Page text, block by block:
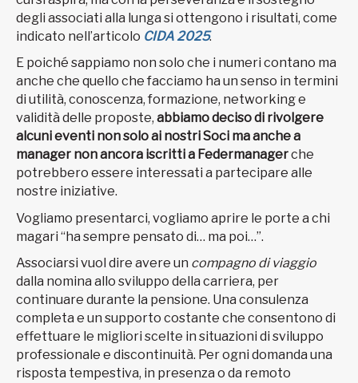
degli associati alla lunga si ottengono i risultati, come
indicato nell’articolo CIDA 2025.
E poiché sappiamo non solo che i numeri contano ma
anche che quello che facciamo ha un senso in termini
di utilità, conoscenza, formazione, networking e
validità delle proposte, abbiamo deciso di rivolgere
alcuni eventi non solo ai nostri Soci ma anche a
manager non ancora iscritti a Federmanagerche
potrebbero essere interessati a partecipare alle
nostre iniziative.
Vogliamo presentarci, vogliamo aprire le porte a chi
magari “ha sempre pensato di… ma poi…”.
Associarsi vuol dire avere un compagno di viaggio
dalla nomina allo sviluppo della carriera, per
continuare durante la pensione. Una consulenza
completa e un supporto costante che consentono di
effettuare le migliori scelte in situazioni di sviluppo
professionale e discontinuità. Per ogni domanda una
risposta tempestiva, in presenza o da remoto